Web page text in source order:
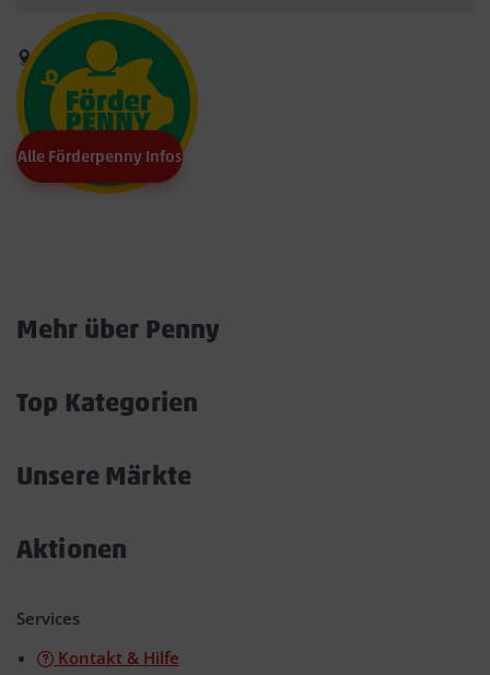
Alle Förderpenny Infos
Mehr über Penny
Top Kategorien
Unsere Märkte
Aktionen
Services
Kontakt & Hilfe